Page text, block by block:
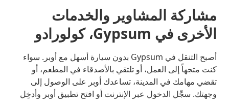
مشاركة المشاوير والخدمات
الأخرى في Gypsum، كولورادو
أصبح التنقل في Gypsum بدون سيارة أسهل مع أوبر. سواء
كنت متجهاً إلى العمل، أو تلتقي بالأصدقاء في المطعم، أو
تقضي مهامك في المدينة، تساعدك أوبر على الوصول إلى
وجهتك. سجِّل الدخول عبر الإنترنت أو افتح تطبيق أوبر وأدخِل